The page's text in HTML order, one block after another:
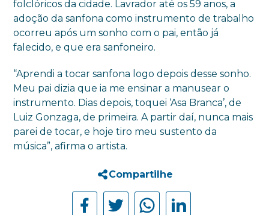
folclóricos da cidade. Lavrador até os 59 anos, a
adoção da sanfona como instrumento de trabalho
ocorreu após um sonho com o pai, então já
falecido, e que era sanfoneiro.
“Aprendi a tocar sanfona logo depois desse sonho.
Meu pai dizia que ia me ensinar a manusear o
instrumento. Dias depois, toquei ‘Asa Branca’, de
Luiz Gonzaga, de primeira. A partir daí, nunca mais
parei de tocar, e hoje tiro meu sustento da
música”, afirma o artista.
Compartilhe